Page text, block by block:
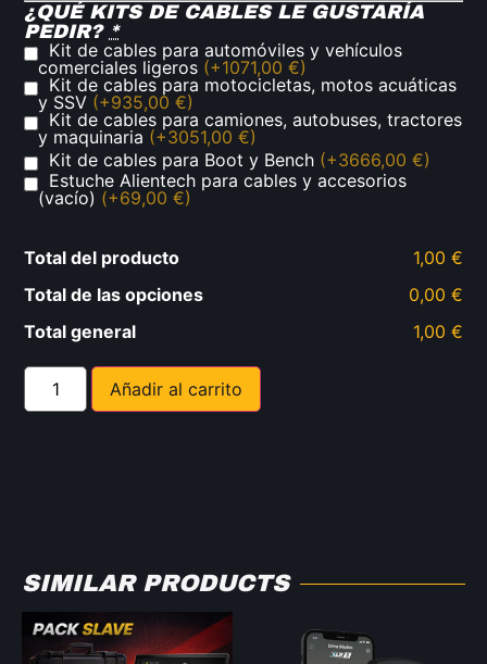
¿QUÉ KITS DE CABLES LE GUSTARÍA
PEDIR? *
Kit de cables para automóviles y vehículos
comerciales ligeros (+1071,00 €)
Kit de cables para motocicletas, motos acuáticas
y SSV (+935,00 €)
Kit de cables para camiones, autobuses, tractores
y maquinaria (+3051,00 €)
Kit de cables para Boot y Bench (+3666,00 €)
Estuche Alientech para cables y accesorios
(vacío) (+69,00 €)
Total del producto
1,00 €
Total de las opciones
0,00 €
Total general
1,00 €
Añadir al carrito
SIMILAR PRODUCTS